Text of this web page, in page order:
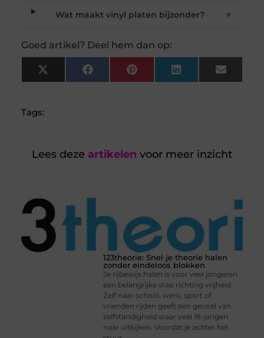
Wat maakt vinyl platen bijzonder? ▼
Goed artikel? Deel hem dan op:
X
(Twitter)
FacebookPinterest LinkedIn Email
Tags:
Lees deze artikelen voor meer inzicht
123theorie: Snel je theorie halen
zonder eindeloos blokken
Je rijbewijs halen is voor veel jongeren
een belangrijke stap richting vrijheid.
Zelf naar school, werk, sport of
vrienden rijden geeft een gevoel van
zelfstandigheid waar veel 18-jarigen
naar uitkijken. Voordat je achter het